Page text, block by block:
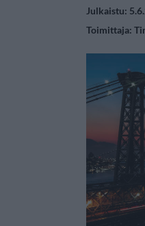
Julkaistu:
Toimittaja: